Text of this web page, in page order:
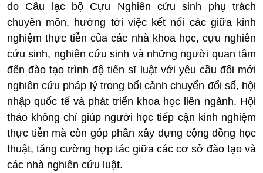
do Câu lạc bộ Cựu Nghiên cứu sinh phụ trách
chuyên môn, hướng tới việc kết nối các giữa kinh
nghiệm thực tiễn của các nhà khoa học, cựu nghiên
cứu sinh, nghiên cứu sinh và những người quan tâm
đến đào tạo trình độ tiến sĩ luật với yêu cầu đổi mới
nghiên cứu pháp lý trong bối cảnh chuyển đổi số, hội
nhập quốc tế và phát triển khoa học liên ngành. Hội
thảo không chỉ giúp người học tiếp cận kinh nghiệm
thực tiễn mà còn góp phần xây dựng cộng đồng học
thuật, tăng cường hợp tác giữa các cơ sở đào tạo và
các nhà nghiên cứu luật.